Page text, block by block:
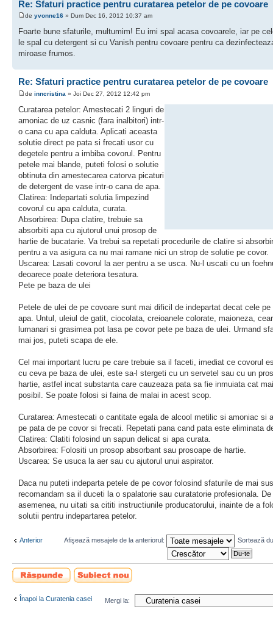
Re: Sfaturi practice pentru curatarea petelor de pe covoare
de yvonne16 » Dum Dec 16, 2012 10:37 am
Foarte bune sfaturile, multumim! Eu imi spal acasa covoarele, iar pe
le spal cu detergent si cu Vanish pentru covoare pentru ca
miroase frumos.
Re: Sfaturi practice pentru curatarea petelor de pe covoare
de inncristina » Joi Dec 27, 2012 12:42 pm
Curatarea petelor: Amestecati 2 linguri de
amoniac de uz casnic (fara inalbitori) intr-
o cana cu apa calduta. Aplicati aceasta
solutie direct pe pata si frecati usor cu
degetele pentru a imbiba covorul. Pentru
petele mai blande, puteti folosi o solutie
obtinuta din amestecarea catorva picaturi
de detergent de vase intr-o cana de apa.
Clatirea: Indepartati solutia limpezind
covorul cu apa calduta, curata.
Absorbirea: Dupa clatire, trebuie sa
absorbiti apa cu ajutorul unui prosop de
hartie de bucatarie. Va trebui sa repetati procedurile de clatire si
pentru a va asigura ca nu mai ramane nici un strop de solutie pe covor.
Uscarea: Lasati covorul la aer pentru a se usca. Nu-l uscati cu un
deoarece poate deteriora tesatura.
Pete pe baza de ulei
Petele de ulei de pe covoare sunt mai dificil de indepartat decat cele pe
apa. Untul, uleiul de gatit, ciocolata, creioanele colorate, maioneza,
lumanari si grasimea pot lasa pe covor pete pe baza de ulei. Urmand
mai jos, puteti scapa de ele.
Cel mai important lucru pe care trebuie sa il faceti, imediat ce covorul
cu ceva pe baza de ulei, este sa-l stergeti cu un servetel sau cu un
hartie, astfel incat substanta care cauzeaza pata sa fie inmuiata cat
posibil. Se poate folosi si faina de malai in acest scop.
Curatarea: Amestecati o cantitate egala de alcool metilic si amoniac si
pe pata de pe covor si frecati. Repetati pana cand pata este eliminata
Clatirea: Clatiti folosind un sapun delicat si apa curata.
Absorbirea: Folositi un prosop absorbant sau prosoape de hartie.
Uscarea: Se usuca la aer sau cu ajutorul unui aspirator.
Daca nu puteti indeparta petele de pe covor folosind sfaturile de mai
recomandam sa il duceti la o spalatorie sau curatatorie profesionala. De
asemenea, nu uitati sa cititi instructiunile producatorului, inainte de a
solutii pentru indepartarea petelor.
Anterior Afişează mesajele de la anteriorul: Sortează
Scrie un răspuns
Scrie un subiect
nou
Înapoi la Curatenia casei Mergi la: